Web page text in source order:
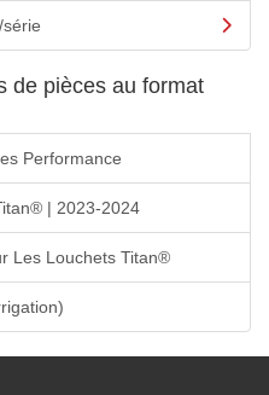
de pièces au format
Performance
| 2023-2024
Les Louchets Titan®